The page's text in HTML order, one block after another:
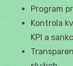
Program
Kontrola
KPI a